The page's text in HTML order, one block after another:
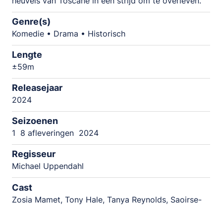
Genre(s)
Komedie • Drama • Historisch
Lengte
±59m
Releasejaar
2024
Seizoenen
1 8 afleveringen 2024
Regisseur
Michael Uppendahl
Cast
Zosia Mamet, Tony Hale, Tanya Reynolds, Saoirse-